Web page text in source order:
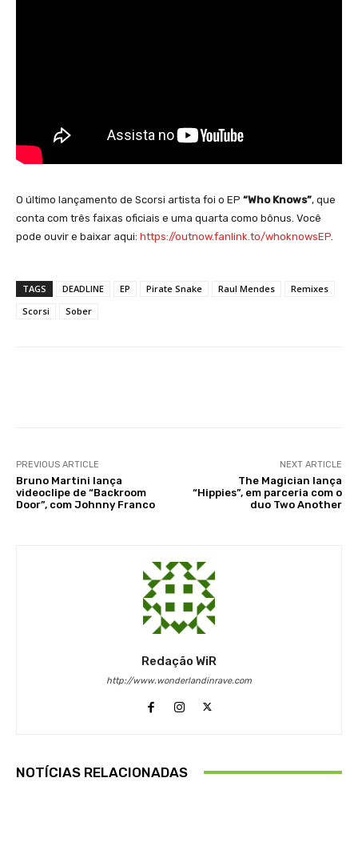
O último lançamento de Scorsi artista foi o EP “Who Knows”, que
conta com três faixas oficiais e uma quarta como bônus. Você
pode ouvir e baixar aqui: https://outnow.fanlink.to/whoknowsEP
TAGS DEADLINE EP Pirate Snake Raul Mendes
Remixes
Scorsi
Sober
PREVIOUS ARTICLE
Bruno Martini lança
videoclipe de “Backroom
Door”, com Johnny Franco
NEXT ARTICLE
The Magician lança
“Hippies”, em parceria com o
duo Two Another
Redação WiR
http://www.wonderlandinrave.com
NOTÍCIAS RELACIONADAS